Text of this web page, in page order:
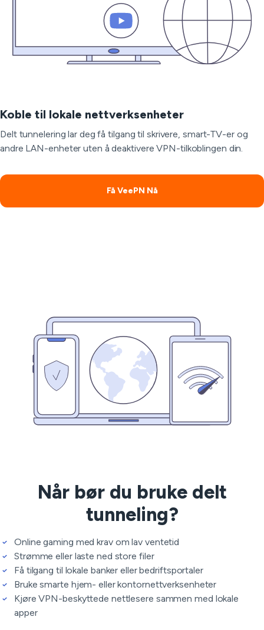
Koble til lokale nettverksenheter
Delt tunnelering lar deg få tilgang til skrivere, smart-TV-er og
andre LAN-enheter uten å deaktivere VPN-tilkoblingen din.
Få VeePN Nå
Når bør du bruke delt
tunneling?
Online gaming med krav om lav ventetid
Strømme eller laste ned store filer
Få tilgang til lokale banker eller bedriftsportaler
Bruke smarte hjem- eller kontornettverksenheter
Kjøre VPN-beskyttede nettlesere sammen med lokale
apper